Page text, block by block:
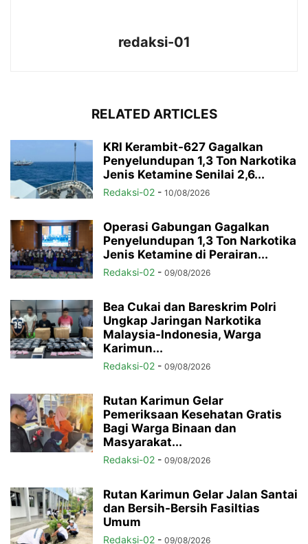
redaksi-01
RELATED ARTICLES
KRI Kerambit-627 Gagalkan
Penyelundupan 1,3 Ton Narkotika
Jenis Ketamine Senilai 2,6...
Redaksi-02 - 10/08/2026
Operasi Gabungan Gagalkan
Penyelundupan 1,3 Ton Narkotika
Jenis Ketamine di Perairan...
Redaksi-02 - 09/08/2026
Bea Cukai dan Bareskrim Polri
Ungkap Jaringan Narkotika
Malaysia-Indonesia, Warga
Karimun...
Redaksi-02 - 09/08/2026
Rutan Karimun Gelar
Pemeriksaan Kesehatan Gratis
Bagi Warga Binaan dan
Masyarakat...
Redaksi-02 - 09/08/2026
Rutan Karimun Gelar Jalan Santai
dan Bersih-Bersih Fasiltias
Umum
Redaksi-02 - 09/08/2026